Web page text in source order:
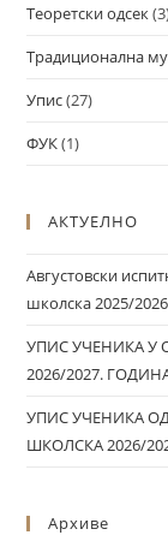
Теоретски одсек
Традиционална
Упис(27)
ФУК(1)
АКТУЕЛНО
Августовски
школска 2025/
УПИС УЧЕНИКА
2026/2027.
УПИС УЧЕНИКА
ШКОЛСКА 2026/
Архиве